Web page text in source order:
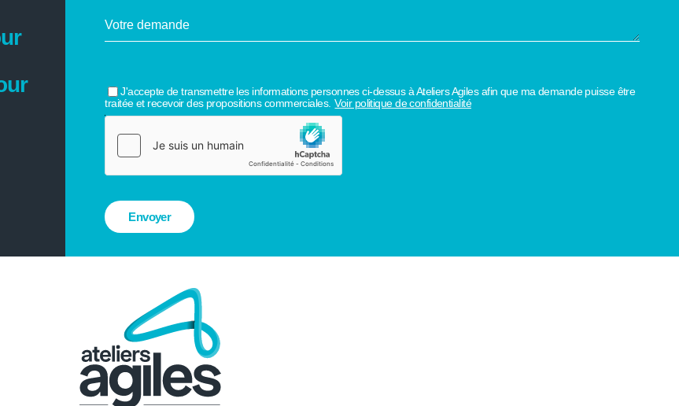
J'accepte de transmettre les informations personnes ci-dessus à Ateliers Agiles afin que ma demande puisse être
traitée et recevoir des propositions commerciales. Voir politique de confidentialité